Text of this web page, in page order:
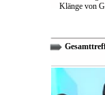
Klänge von